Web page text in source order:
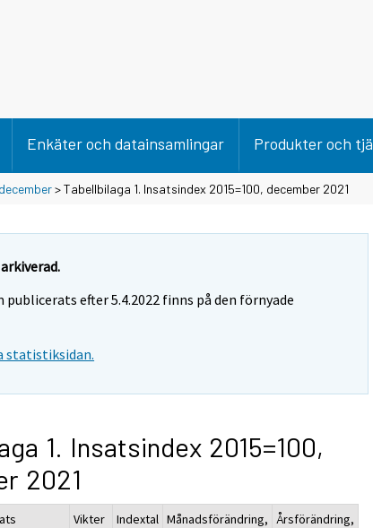
Enkäter och datainsamlingar Produkter och tjä
december> Tabellbilaga 1. Insatsindex 2015=100, december 2021
publicerats efter 5.4.2022 finns på den förnyade
statistiksidan.
1. Insatsindex 2015=100,
2021
Vikter Indextal Månadsförändring, Årsförändring,